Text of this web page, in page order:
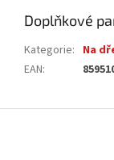
Doplňkové
Kategorie: Na
EAN: